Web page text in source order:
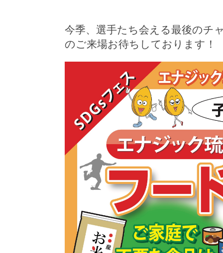
今季、選手たち会える最後のチ
のご来場お待ちしております！